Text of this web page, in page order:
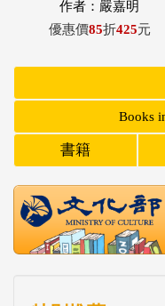
作者：嚴嘉明
優惠價85折425元
Books
書籍